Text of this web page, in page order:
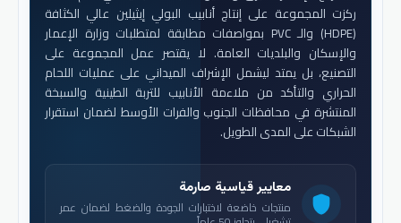
ركزت المجموعة على إنتاج أنابيب البولي إيثيلين عالي الكثافة
(HDPE) والـ PVC بمواصفات مطابقة لمتطلبات وزارة الإعمار
والإسكان والبلديات العامة. لا يقتصر عمل المجموعة على
التصنيع، بل يمتد ليشمل الإشراف الميداني على عمليات اللحام
الحراري والتأكد من ملاءمة الأنابيب للتربة الطينية والسبخة
المنتشرة في محافظات الجنوب والفرات الأوسط لضمان استقرار
الشبكات على المدى الطويل.
shield
معايير قياسية صارمة
منتجات خاضعة لاختبارات الجودة والضغط لضمان عمر